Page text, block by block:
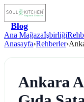
Blog
Ana Mağazaİşbirliği
Anasayfa›Rehberler›
Ankara